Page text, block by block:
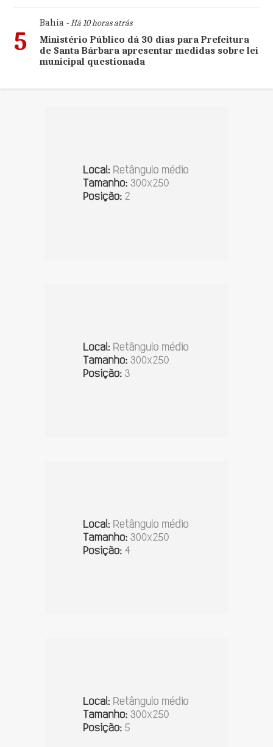
5
Bahia- Há 10 horas atrás
Ministério Público dá 30 dias para Prefeitura
de Santa Bárbara apresentar medidas sobre lei
municipal questionada